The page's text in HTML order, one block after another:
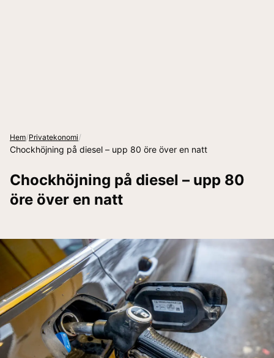
Hem/Privatekonomi/
Chockhöjning på diesel – upp 80 öre över en natt
Chockhöjning på diesel – upp 80
öre över en natt